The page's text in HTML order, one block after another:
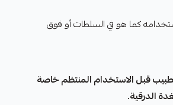
كما هو في السلطات أو فوق
قبل الاستخدام المنتظم خاصة
الدرقية.